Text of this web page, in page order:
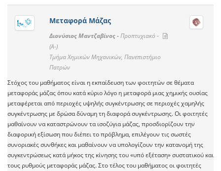
Μεταφορά Μάζας
Διονύσιος Μαντζαβίνος -Προπτυχιακό -
(A-)
Τμήμα Χημικών Μηχανικών, Πανεπιστήμιο
Πατρών
Στόχος του μαθήματος είναι η εκπαίδευση των φοιτητών σε θέματα
μεταφοράς μάζας όπου κατά κύριο λόγο η μεταφορά μιας χημικής ουσίας
μεταφέρεται από περιοχές υψηλής συγκέντρωσης σε περιοχές χαμηλής
συγκέντρωσης με δρώσα δύναμη τη διαφορά συγκέντρωσης. Οι φοιτητές
μαθαίνουν να καταστρώνουν τα ισοζύγια μάζας, προσδιορίζουν την
διαφορική εξίσωση που διέπει το πρόβλημα, επιλέγουν τις σωστές
συνοριακές συνθήκες και μαθαίνουν να υπολογίζουν την κατανομή της
συγκεντρώσεως κατά μήκος της κίνησης του «υπό εξέταση» συστατικού και
τους ρυθμούς μεταφοράς μάζας. Στο τέλος του μαθήματος οι φοιτητές